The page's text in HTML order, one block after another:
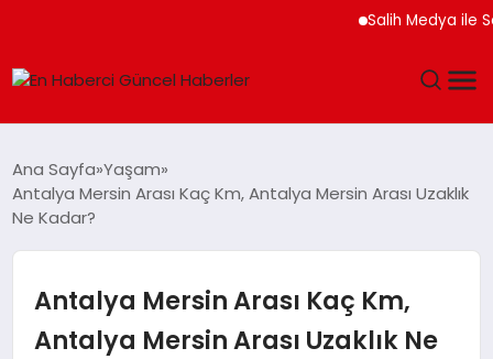
Salih Medya ile
SPOR
TEKNOLOJI
Ana Sayfa Yaşam
Antalya Mersin Arası Kaç Km, Antalya Mersin Arası Uzaklık
Ne Kadar?
Antalya Mersin Arası Kaç Km,
Antalya Mersin Arası Uzaklık Ne